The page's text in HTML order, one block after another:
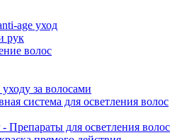
age уход
рук
волос
за волосами
система для осветления волос
Препараты для осветления волос